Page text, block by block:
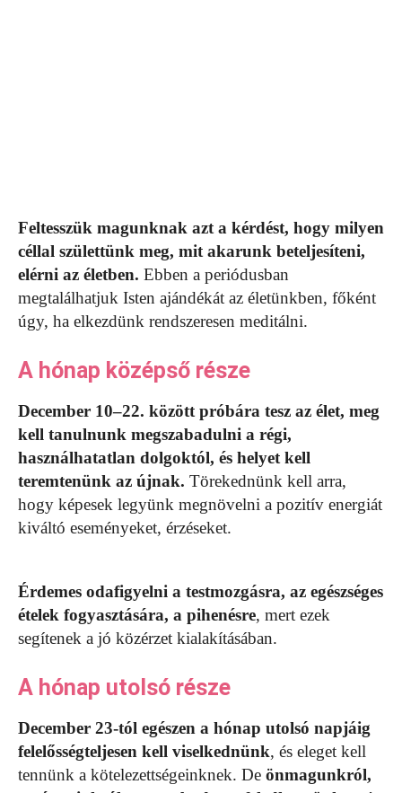
Feltesszük magunknak azt a kérdést, hogy milyen
céllal születtünk meg, mit akarunk beteljesíteni,
elérni az életben. Ebben a periódusban
megtalálhatjuk Isten ajándékát az életünkben, főként
úgy, ha elkezdünk rendszeresen meditálni.
A hónap középső része
December 10–22. között próbára tesz az élet, meg
kell tanulnunk megszabadulni a régi,
használhatatlan dolgoktól, és helyet kell
teremtenünk az újnak. Törekednünk kell arra,
hogy képesek legyünk megnövelni a pozitív energiát
kiváltó eseményeket, érzéseket.
Érdemes odafigyelni a testmozgásra, az egészséges
ételek fogyasztására, a pihenésre, mert ezek
segítenek a jó közérzet kialakításában.
A hónap utolsó része
December 23-tól egészen a hónap utolsó napjáig
felelősségteljesen kell viselkednünk, és eleget kell
tennünk a kötelezettségeinknek. De önmagunkról,